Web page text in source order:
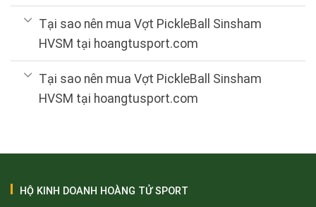
Tại sao nên mua Vợt PickleBall Sinsham
HVSM tại hoangtusport.com
Tại sao nên mua Vợt PickleBall Sinsham
HVSM tại hoangtusport.com
HỘ KINH DOANH HOÀNG TỬ SPORT